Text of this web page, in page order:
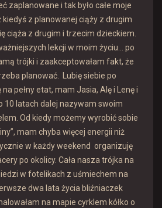
zaplanowane i tak było całe moje
kiedyś z planowanej ciąży z drugim
ciąża z drugim i trzecim dzieckiem.
lekcji w moim życiu... po
trójki i zaakceptowałam fakt, że
planować. Lubię siebie po
pełny etat, mam Jasia, Alę i Lenę i
10 latach dalej nazywam swoim
Od kiedy możemy wyrobić sobie
mam chyba więcej energii niż
w każdy weekend organizuję
po okolicy. Cała nasza trójka na
w fotelikach z uśmiechem na
dwa lata życia bliźniaczek
na mapie cyrklem kółko o